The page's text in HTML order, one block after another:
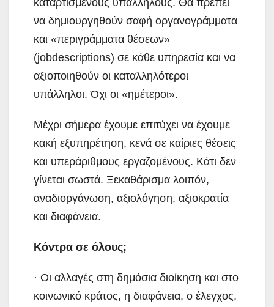
να δημιουργηθούν σαφή οργανογράμματα
και «περιγράμματα θέσεων»
(jobdescriptions) σε κάθε υπηρεσία και να
αξιοποιηθούν οι καταλληλότεροι
υπάλληλοι. Όχι οι «ημέτεροι».
Μέχρι σήμερα έχουμε επιτύχει να έχουμε
κακή εξυπηρέτηση, κενά σε καίριες θέσεις
και υπεράριθμους εργαζομένους. Κάτι δεν
γίνεται σωστά. Ξεκαθάρισμα λοιπόν,
αναδιοργάνωση, αξιολόγηση, αξιοκρατία
και διαφάνεια.
Κόντρα σε όλους;
· Οι αλλαγές στη δημόσια διοίκηση και στο
κοινωνικό κράτος, η διαφάνεια, ο έλεγχος,